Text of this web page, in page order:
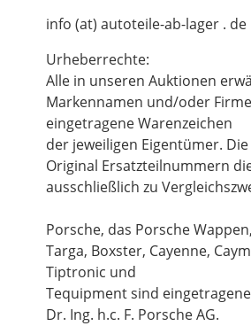
info (at) autoteile-ab-lager . de
Urheberrechte:
Alle in unseren Auktionen
Markennamen und/oder
eingetragene Warenzeichen
der jeweiligen Eigentümer.
Original Ersatzteilnummern
ausschließlich zu
Porsche, das Porsche
Targa, Boxster, Cayenne,
Tiptronic und
Tequipment sind
Dr. Ing. h.c. F. Porsche AG.